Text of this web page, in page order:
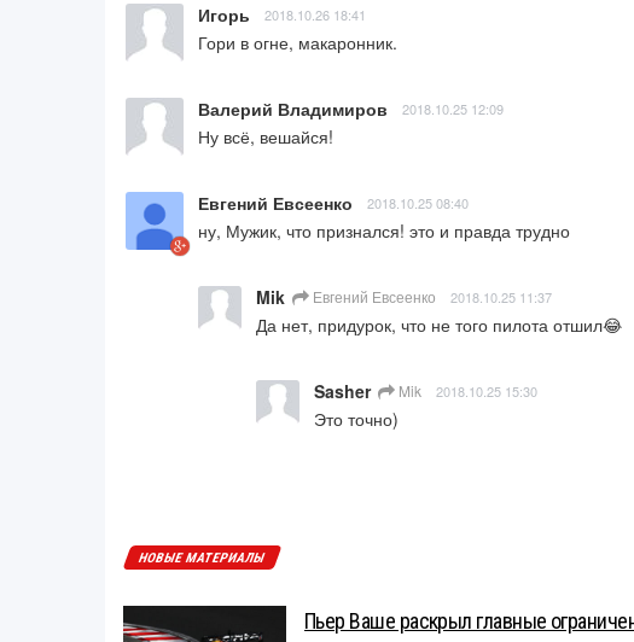
Игорь 2018.10.26 18:41
Гори в огне, макаронник.
Валерий Владимиров 2018.10.25 12:09
Ну всё, вешайся!
Евгений Евсеенко 2018.10.25 08:40
ну, Мужик, что признался! это и правда трудно
Mik Евгений Евсеенко 2018.10.25 11:37
Да нет, придурок, что не того пилота отшил😂
Sasher Mik 2018.10.25 15:30
Это точно)
НОВЫЕ МАТЕРИАЛЫ
Пьер Ваше раскрыл главные